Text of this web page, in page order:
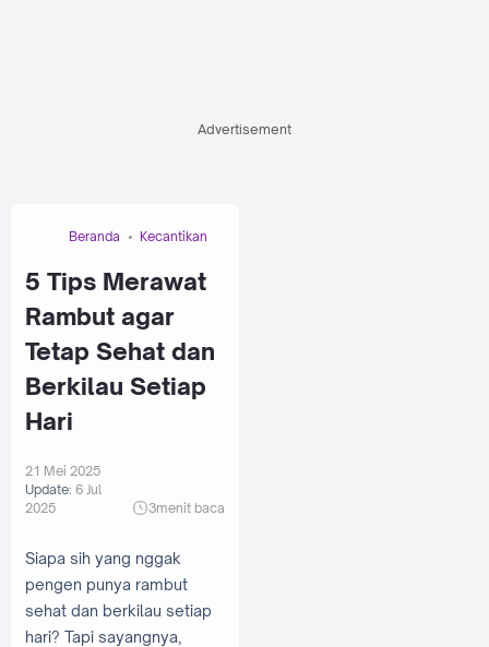
Advertisement
Beranda Kecantikan
5 Tips Merawat
Rambut agar
Tetap Sehat dan
Berkilau Setiap
Hari
21 Mei 2025
Update: 6 Jul
2025
3menit baca
Siapa sih yang nggak
pengen punya rambut
sehat dan berkilau setiap
hari? Tapi sayangnya,